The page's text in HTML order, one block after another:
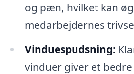
og pæn, hvilket kan
medarbejdernes
Vinduespudsning:
vinduer giver et